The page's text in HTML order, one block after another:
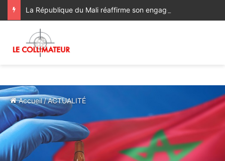
Accueil/ACTUALITÉ